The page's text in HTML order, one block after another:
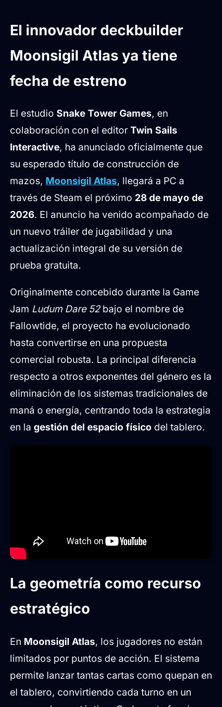
Atlas ya tiene fecha de estreno
estratégico
Contenido y características
El innovador deckbuilder
Moonsigil Atlas ya tiene
fecha de estreno
El estudio Snake Tower Games, en
colaboración con el editor Twin Sails
Interactive, ha anunciado oficialmente que
su esperado título de construcción de
mazos, Moonsigil Atlas, llegará a PC a
través de Steam el próximo 28 de mayo de
2026. El anuncio ha venido acompañado de
un nuevo tráiler de jugabilidad y una
actualización integral de su versión de
prueba gratuita.
Originalmente concebido durante la Game
Jam Ludum Dare 52bajo el nombre de
Fallowtide, el proyecto ha evolucionado
hasta convertirse en una propuesta
comercial robusta. La principal diferencia
respecto a otros exponentes del género es la
eliminación de los sistemas tradicionales de
maná o energía, centrando toda la estrategia
en la gestión del espacio físico del tablero.
La geometría como recurso
estratégico
En Moonsigil Atlas, los jugadores no están
limitados por puntos de acción. El sistema
permite lanzar tantas cartas como quepan en
el tablero, convirtiendo cada turno en un